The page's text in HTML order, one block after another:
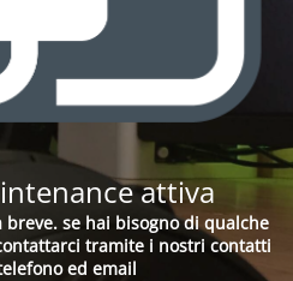
attiva
se hai bisogno di qualche
tramite i nostri contatti
ed email